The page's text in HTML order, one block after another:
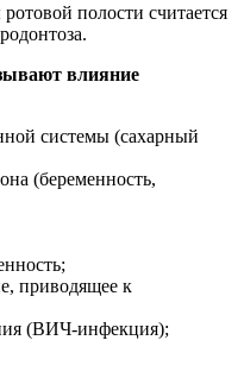
полости считается
влияние
системы (сахарный
(беременность,
приводящее к
(ВИЧ-инфекция);